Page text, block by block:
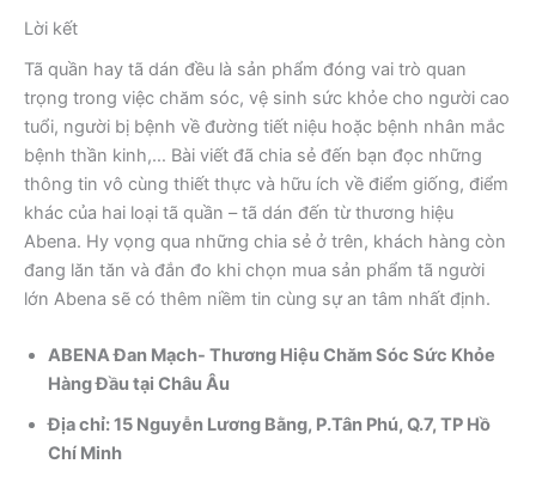
Lời kết
Tã quần hay tã dán đều là sản phẩm đóng vai trò quan
trọng trong việc chăm sóc, vệ sinh sức khỏe cho người cao
tuổi, người bị bệnh về đường tiết niệu hoặc bệnh nhân mắc
bệnh thần kinh,… Bài viết đã chia sẻ đến bạn đọc những
thông tin vô cùng thiết thực và hữu ích về điểm giống, điểm
khác của hai loại tã quần – tã dán đến từ thương hiệu
Abena. Hy vọng qua những chia sẻ ở trên, khách hàng còn
đang lăn tăn và đắn đo khi chọn mua sản phẩm tã người
lớn Abena sẽ có thêm niềm tin cùng sự an tâm nhất định.
ABENA Đan Mạch- Thương Hiệu Chăm Sóc Sức Khỏe
Hàng Đầu tại Châu Âu ​
Địa chỉ: 15 Nguyễn Lương Bằng, P.Tân Phú, Q.7, TP Hồ
Chí Minh ​